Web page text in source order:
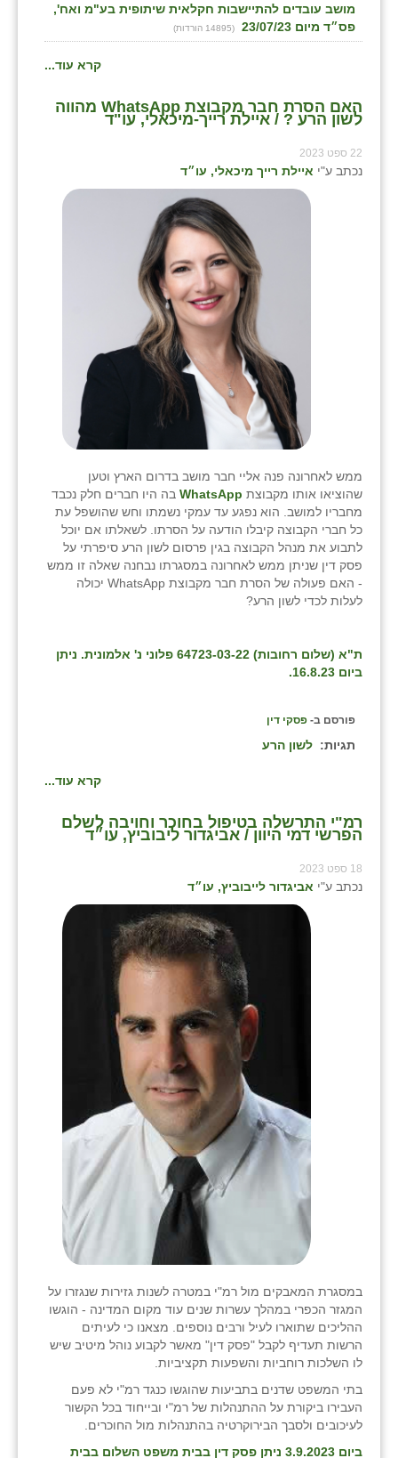
מושב עובדים להתיישבות חקלאית שיתופית בע"מ ואח',
פס״ד מיום 23/07/23
(14895 הורדות)
קרא עוד...
האם הסרת חבר מקבוצת WhatsApp מהווה
לשון הרע ? / איילת רייך-מיכאלי, עו"ד
22 ספט 2023
נכתב ע"י איילת רייך מיכאלי, עו״ד
ממש לאחרונה פנה אליי חבר מושב בדרום הארץ וטען
שהוציאו אותו מקבוצת WhatsApp בה היו חברים חלק נכבד
מחבריו למושב. הוא נפגע עד עמקי נשמתו וחש שהושפל עת
כל חברי הקבוצה קיבלו הודעה על הסרתו. לשאלתו אם יוכל
לתבוע את מנהל הקבוצה בגין פרסום לשון הרע סיפרתי על
פסק דין שניתן ממש לאחרונה במסגרתו נבחנה שאלה זו ממש
- האם פעולה של הסרת חבר מקבוצת WhatsApp יכולה
לעלות לכדי לשון הרע?
ת"א (שלום רחובות) 64723-03-22 פלוני נ' אלמונית. ניתן
ביום 16.8.23.
פורסם ב- פסקי דין
תגיות: לשון הרע
קרא עוד...
רמ"י התרשלה בטיפול בחוכר וחויבה לשלם
הפרשי דמי היוון / אביגדור ליבוביץ, עו״ד
18 ספט 2023
נכתב ע"י אביגדור לייבוביץ, עו״ד
במסגרת המאבקים מול רמ"י במטרה לשנות גזירות שנגזרו על
המגזר הכפרי במהלך עשרות שנים עוד מקום המדינה - הוגשו
ההליכים שתוארו לעיל ורבים נוספים. מצאנו כי לעיתים
הרשות תעדיף לקבל "פסק דין" מאשר לקבוע נוהל מיטיב שיש
לו השלכות רוחביות והשפעות תקציביות.
בתי המשפט שדנים בתביעות שהוגשו כנגד רמ"י לא פעם
העבירו ביקורת על ההתנהלות של רמ"י ובייחוד בכל הקשור
לעיכובים ולסבך הבירוקרטיה בהתנהלות מול החוכרים.
ביום 3.9.2023 ניתן פסק דין בבית משפט השלום בבית